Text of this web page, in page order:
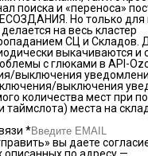
поиска и «переноса»
Но только
на весь кластер
СЦ и Складов.
выкачиваются и
с глюками в API-
выключения
выключения
количества мест при
таймслота) места на
*
вы даете
по адресу —